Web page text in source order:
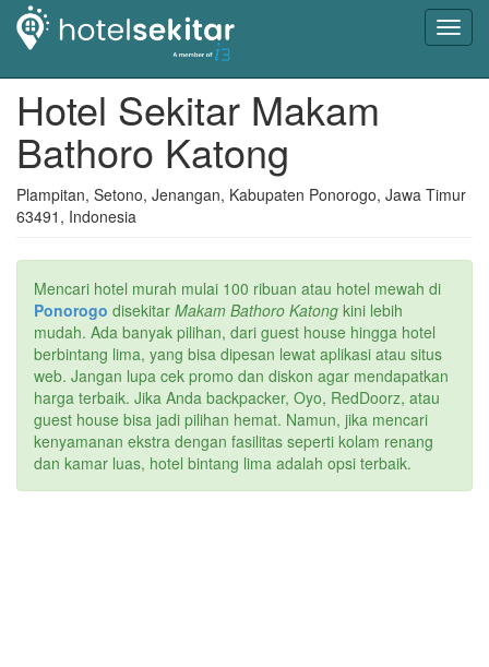
Hotel Sekitar Makam
Bathoro Katong
Plampitan, Setono, Jenangan, Kabupaten Ponorogo, Jawa Timur
63491, Indonesia
Mencari hotel murah mulai 100 ribuan atau hotel mewah di
Ponorogo disekitar Makam Bathoro Katong kini lebih
mudah. Ada banyak pilihan, dari guest house hingga hotel
berbintang lima, yang bisa dipesan lewat aplikasi atau situs
web. Jangan lupa cek promo dan diskon agar mendapatkan
harga terbaik. Jika Anda backpacker, Oyo, RedDoorz, atau
guest house bisa jadi pilihan hemat. Namun, jika mencari
kenyamanan ekstra dengan fasilitas seperti kolam renang
dan kamar luas, hotel bintang lima adalah opsi terbaik.